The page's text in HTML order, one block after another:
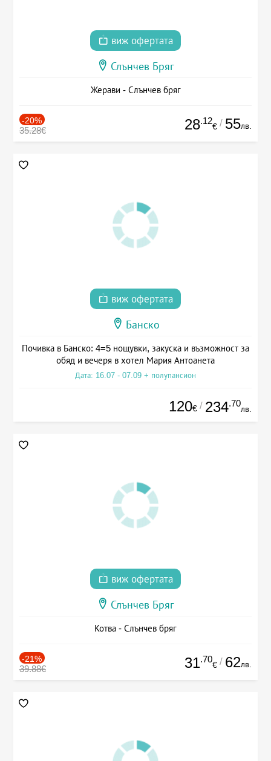
виж офертата
Слънчев Бряг
Жерави - Слънчев бряг
-20%
35.28€ 28.12
€ / 55лв.
виж офертата
Банско
Почивка в Банско: 4=5 нощувки, закуска и възможност за
обяд и вечеря в хотел Мария Антоанета
Дата: 16.07 - 07.09 + полупансион
120€ / 234.70
лв.
виж офертата
Слънчев Бряг
Котва - Слънчев бряг
-21%
39.88€ 31.70
€ / 62лв.